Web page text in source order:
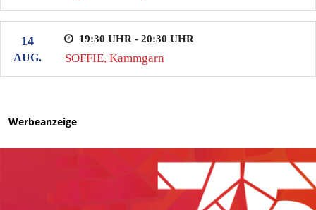
14
AUG.
19:30 UHR - 20:30 UHR
SOFFIE, Kammgarn
Werbeanzeige